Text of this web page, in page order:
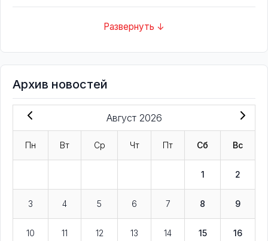
Развернуть ↓
Архив новостей
Август 2026
Пн Вт Ср Чт Пт Сб Вс
1 2
3 4 5 6 7 8 9
10 11 12 13 14 15 16